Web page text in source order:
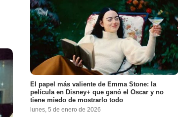
El papel más valiente de Emma Stone: la
película en Disney+ que ganó el Oscar y no
tiene miedo de mostrarlo todo
lunes, 5 de enero de 2026